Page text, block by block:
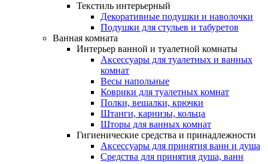
Текстиль интерьерный
Декоративные подушки и наволочки
Подушки для стульев и табуретов
Ванная комната
Интерьер ванной и туалетной комнаты
Аксессуары для туалетных и ванных
комнат
Весы напольные
Коврики для туалетных комнат
Полки, вешалки, крючки
Штанги, карнизы, кольца
Шторы для ванных комнат
Гигиенические средства и принадлежности
Аксессуары для принятия ванн и душа
Средства для принятия душа, ванн